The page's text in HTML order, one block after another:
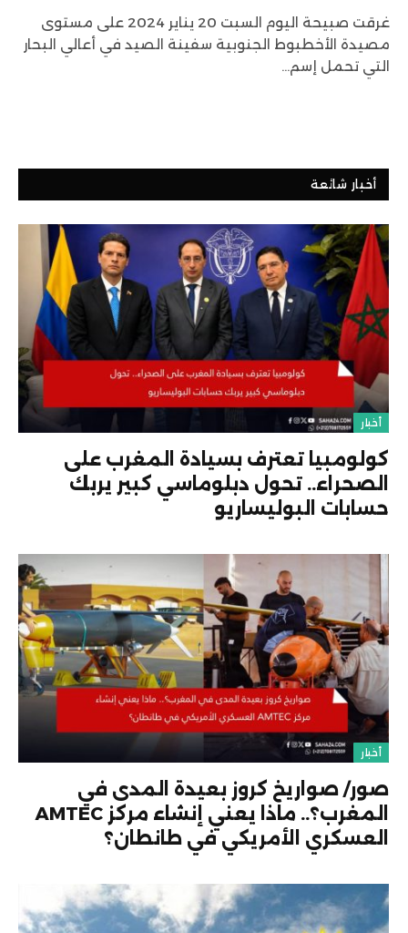
غرقت صبيحة اليوم السبت 20 يناير 2024 على مستوى
مصيدة الأخطبوط الجنوبية سفينة الصيد في أعالي البحار
التي تحمل إسم…
أخبار شائعة
أخبار
كولومبيا تعترف بسيادة المغرب على
الصحراء.. تحول دبلوماسي كبير يربك
حسابات البوليساريو
أخبار
صور/ صواريخ كروز بعيدة المدى في
المغرب؟.. ماذا يعني إنشاء مركز AMTEC
العسكري الأمريكي في طانطان؟